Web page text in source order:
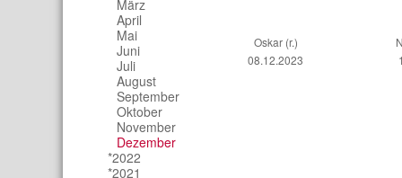
März
April
Mai
Juni
Juli
August
September
Oktober
November
Dezember
*2022
*2021
Oskar (r.)
08.12.2023